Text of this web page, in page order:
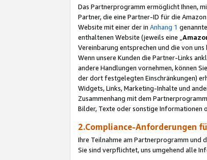
Das Partnerprogramm ermöglicht Ihnen,
Partner, die eine Partner-ID für die
Website mit einer der in Anhang 1
enthaltenen Website (jeweils eine „
Vereinbarung entsprechen und die von
Wenn unsere Kunden die Partner-Links
andere Handlungen vornehmen, können
der dort festgelegten Einschränkungen)
Widgets, Links, Marketing-Inhalte und
Zusammenhang mit dem Partnerprogramm
Bilder, Texte oder sonstige Informationen
2.Compliance-Anforderungen
Ihre Teilnahme am Partnerprogramm und
Sie sind verpflichtet, uns umgehend alle